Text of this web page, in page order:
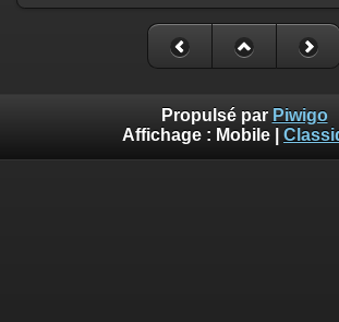
Propulsé par Piwigo
Affichage : Mobile